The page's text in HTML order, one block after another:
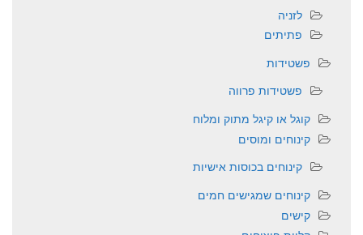
לזניה
פתיתים
פשטידות
פשטידות פרווה
קוגל או קיגל מתוק ומלוח
קינוחים ומוסים
קינוחים בכוסות אישיות
קינוחים שמגישים חמים
קישים